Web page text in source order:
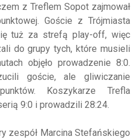
z Treflem Sopot zajmował
Goście z Trójmiasta
tuż za strefą play-off, więc
do grupy tych, które musieli
objęło prowadzenie 8:0.
goście, ale gliwiczanie
Koszykarze Trefla
9:0 i prowadzili 28:24.
zespół Marcina Stefańskiego